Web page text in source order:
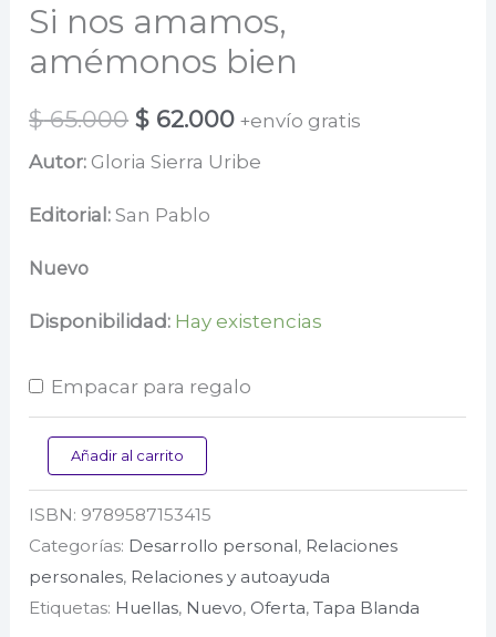
Si nos amamos,
amémonos bien
$65.000 El
precio
original
$ 62.000El
precio
+envío gratis
Autor: Gloria Sierra Uribe
Editorial: San Pablo
Nuevo
Disponibilidad: Hay existencias
Empacar para regalo
nos
amamos,
amémonos
bien
cantidad
Añadir al carrito
ISBN: 9789587153415
Categorías: Desarrollo personal, Relaciones
personales, Relaciones y autoayuda
Etiquetas: Huellas, Nuevo, Oferta,Tapa Blanda